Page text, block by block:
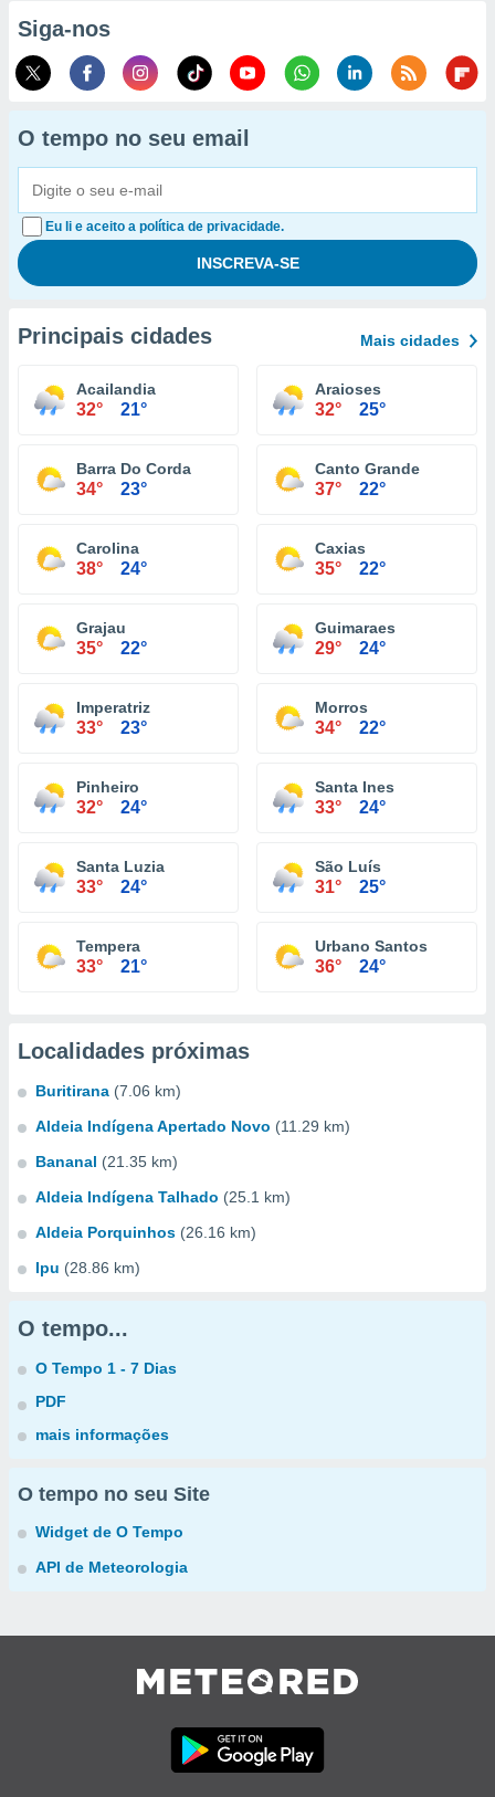
Siga-nos
O tempo no seu email
Eu li e aceito a política de privacidade.
Principais cidades Mais cidades
Acailandia
32° 21°
Araioses
32° 25°
Barra Do Corda
34° 23°
Canto Grande
37° 22°
Carolina
38° 24°
Caxias
35° 22°
Grajau
35° 22°
Guimaraes
29° 24°
Imperatriz
33° 23°
Morros
34° 22°
Pinheiro
32° 24°
Santa Ines
33° 24°
Santa Luzia
33° 24°
São Luís
31° 25°
Tempera
33° 21°
Urbano Santos
36° 24°
Localidades próximas
Buritirana (7.06 km)
Aldeia Indígena Apertado Novo (11.29 km)
Bananal (21.35 km)
Aldeia Indígena Talhado (25.1 km)
Aldeia Porquinhos (26.16 km)
Ipu (28.86 km)
O tempo...
O Tempo 1 - 7 Dias
PDF
mais informações
O tempo no seu Site
Widget de O Tempo
API de Meteorologia